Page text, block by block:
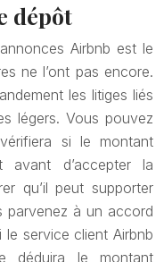
dépôt
Airbnb est le
ne l’ont pas encore.
les litiges liés
légers. Vous pouvez
si le montant
d’accepter la
qu’il peut supporter
parvenez à un accord
service client Airbnb
déduira le montant